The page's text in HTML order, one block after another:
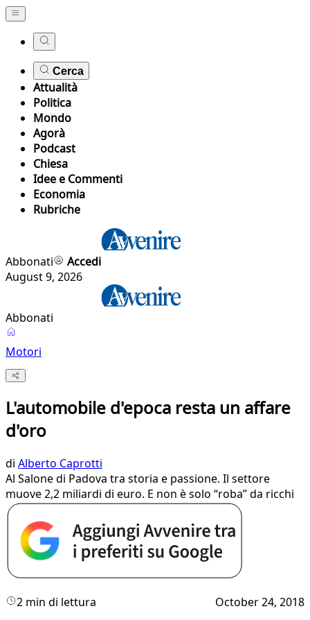
Cerca
Attualità
Politica
Mondo
Agorà
Podcast
Chiesa
Idee e Commenti
Economia
Rubriche
Abbonati
Accedi
August 9, 2026
Abbonati
Motori
L'automobile d'epoca resta un affare
d'oro
di Alberto Caprotti
Al Salone di Padova tra storia e passione. Il settore
muove 2,2 miliardi di euro. E non è solo “roba” da ricchi
2 min di lettura October 24, 2018